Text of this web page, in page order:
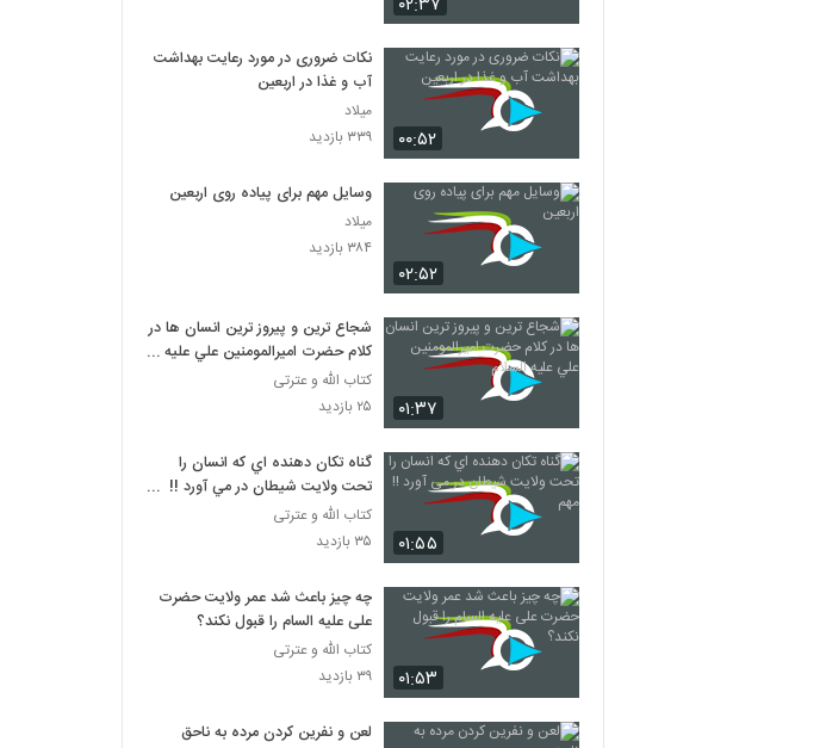
۰۰:۵۲
نکات ضروری در مورد رعایت بهداشت
آب‌ و غذا در اربعین
میلاد
۳۳۹ بازدید
۰۲:۵۲
وسایل مهم برای پیاده روی اربعین
میلاد
۳۸۴ بازدید
۰۱:۳۷
شجاع ترين و پيروز ترين انسان ها در
کلام حضرت اميرالمومنين علي عليه
السلام
کتاب الله و عترتی
۲۵ بازدید
۰۱:۵۵
گناه تکان دهنده اي که انسان را
تحت ولايت شيطان در مي آورد !!
مهم
کتاب الله و عترتی
۳۵ بازدید
۰۱:۵۳
چه چیز باعث شد عمر ولایت حضرت
علی علیه السام را قبول نکند؟
کتاب الله و عترتی
۳۹ بازدید
لعن و نفرين کردن مرده به ناحق